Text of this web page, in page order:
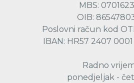
MBS:
OIB:
Poslovni račun kod
IBAN: HR57 2407
Radno
ponedjeljak -